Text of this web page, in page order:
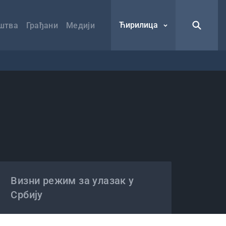
Грађани Медији Ћирилица
Визни режим за улазак у
Србију